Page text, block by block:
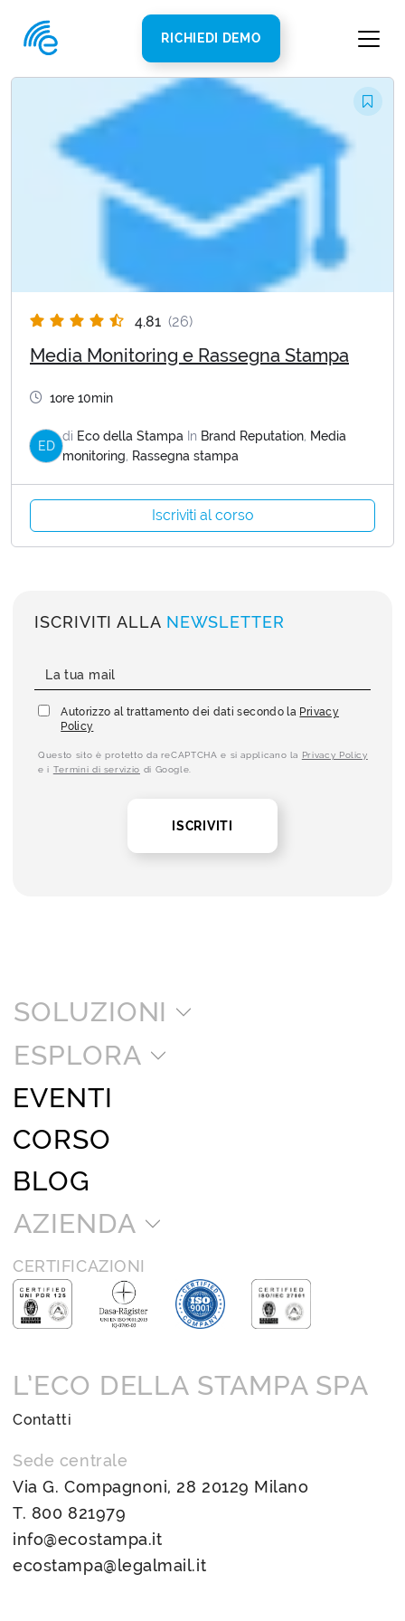
RICHIEDI DEMO
4.81 (26)
Media Monitoring e Rassegna Stampa
1ore 10min
ED
di Eco della Stampa In Brand Reputation, Media
monitoring, Rassegna stampa
Iscriviti al corso
ISCRIVITI ALLA NEWSLETTER
Autorizzo al trattamento dei dati secondo la Privacy
Policy
Questo sito è protetto da reCAPTCHA e si applicano la Privacy Policy
e i Termini di servizio di Google.
ISCRIVITI
SOLUZIONI
ESPLORA
EVENTI
CORSO
BLOG
AZIENDA
CERTIFICAZIONI
L’ECO DELLA STAMPA SPA
Contatti
Sede centrale
Via G. Compagnoni, 28 20129 Milano
T. 800 821979
info@ecostampa.it
ecostampa@legalmail.it